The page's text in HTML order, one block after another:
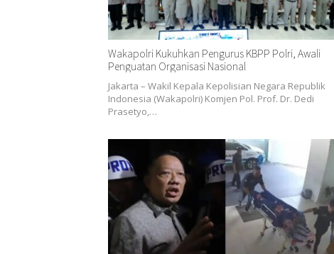
Wakapolri Kukuhkan Pengurus KBPP Polri, Awali
Penguatan Organisasi Nasional
Jakarta – Wakil Kepala Kepolisian Negara Republik
Indonesia (Wakapolri) Komjen Pol. Prof. Dr. Dedi
Prasetyo,…